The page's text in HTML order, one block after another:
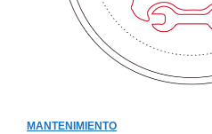
MANTENIMIENTO